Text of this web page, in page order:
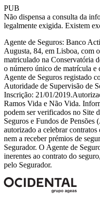
PUB
Não dispensa a consulta da
legalmente exigida. Existem
Agente de Seguros: Banco
Augusta, 84, em Lisboa, com
matriculado na Conservatória
o número único de matrícula e
Agente de Seguros registado
Autoridade de Supervisão de
Inscrição: 21/01/
Ramos Vida e Não Vida.
podem ser verificados no Site
Seguros e Fundos de Pensões
autorizado a celebrar
nem a receber prémios de
Segurador. O Agente de
inerentes ao contrato do
pelo Segurador.